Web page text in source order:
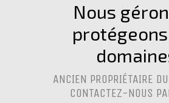
Nous
ANCIEN PROPRIÉTAIRE
CONTACTEZ-NOUS